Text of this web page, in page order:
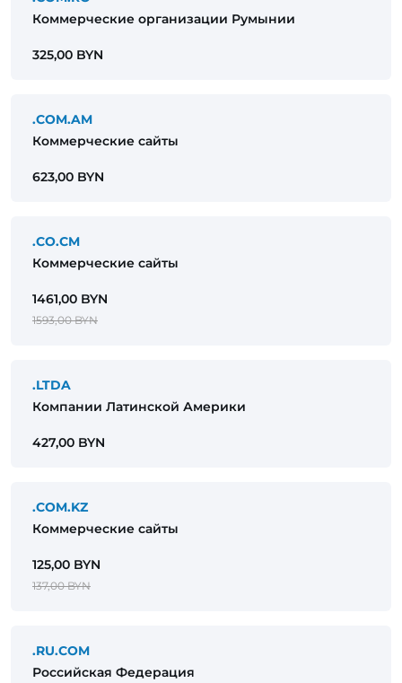
Коммерческие организации Румынии
325,00 BYN
.COM.AM
Коммерческие сайты
623,00 BYN
.CO.CM
Коммерческие сайты
1461,00 BYN
1593,00 BYN
.LTDA
Компании Латинской Америки
427,00 BYN
.COM.KZ
Коммерческие сайты
125,00 BYN
137,00 BYN
.RU.COM
Российская Федерация